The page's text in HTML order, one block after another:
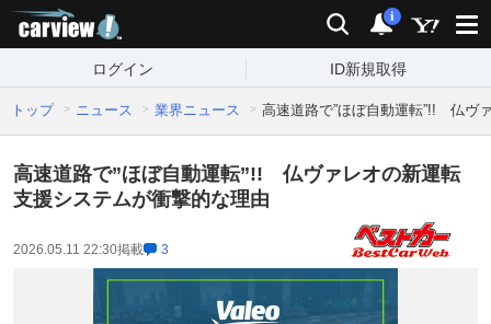
検索 通知
i
ログイン ID新規取得
トップ ニュース 業界ニュース 高速道路で”ほぼ自動運転”!! 仏ヴ
高速道路で”ほぼ自動運転”!! 仏ヴァレオの新運転
支援システムが衝撃的な理由
2026.05.11 22:30掲載 3